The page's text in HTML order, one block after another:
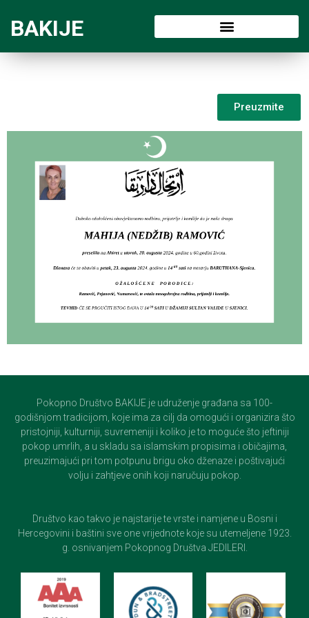
BAKIJE
Preuzmite
Pokopno Društvo BAKIJE je udruženje građana sa 100-
godišnjom tradicijom, koje ima za cilj da omogući i organizira što
pristojniji, kulturniji, suvremeniji i koliko je to moguće što jeftiniji
pokop umrlih, a u skladu sa islamskim propisima i običajima,
preuzimajući pri tom potpunu brigu oko dženaze i poštivajući
volju i zahtjeve onih koji naručuju pokop.
Društvo kao takvo je najstarije te vrste i namjene u Bosni i
Hercegovini i baštini sve one vrijednote koje su utemeljene 1923.
g. osnivanjem Pokopnog Društva JEDILERI.